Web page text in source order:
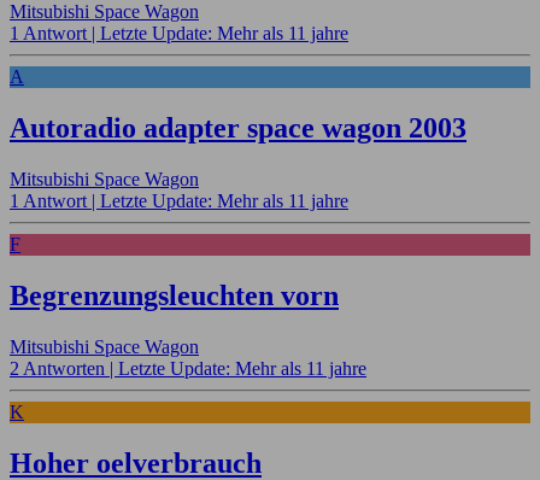
Mitsubishi Space Wagon
1 Antwort | Letzte Update: Mehr als 11 jahre
A
Autoradio adapter space wagon 2003
Mitsubishi Space Wagon
1 Antwort | Letzte Update: Mehr als 11 jahre
F
Begrenzungsleuchten vorn
Mitsubishi Space Wagon
2 Antworten | Letzte Update: Mehr als 11 jahre
K
Hoher oelverbrauch